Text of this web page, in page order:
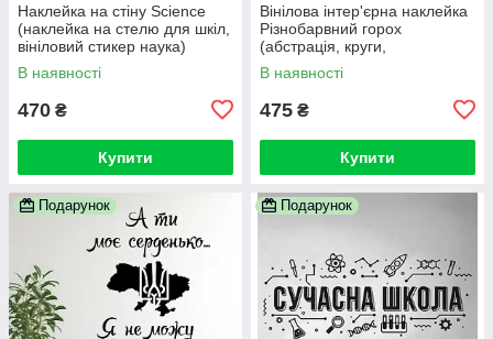
Наклейка на стіну Science
(наклейка на стелю для шкіл,
вініловий стикер наука)
В наявності
470 ₴
Купити
Вінілова інтер'єрна наклейка
Різнобарвний горох
(абстрація, круги,
геометричні фігури)
В наявності
475 ₴
Купити
Подарунок Подарунок